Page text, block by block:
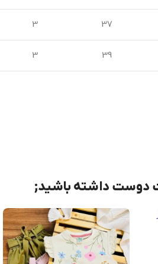
37
3
39
3
داشته باشید;